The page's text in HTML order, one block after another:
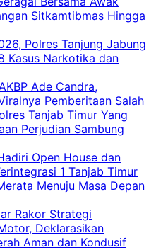
Sitkamtibmas Hingga
Polres Tanjung Jabung
Kasus Narkotika dan
Ade Candra,
Pemberitaan Salah
Tanjab Timur Yang
Perjudian Sambung
Open House dan
1 Tanjab Timur
Menuju Masa Depan
Rakor Strategi
Deklarasikan
Aman dan Kondusif